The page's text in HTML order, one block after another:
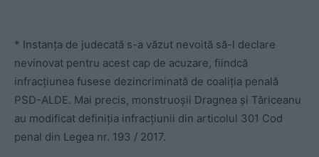
* Instanța de judecată s-a văzut nevoită să-l declare
nevinovat pentru acest cap de acuzare, fiindcă
infracțiunea fusese dezincriminată de coaliția penală
PSD-ALDE. Mai precis, monstruoșii Dragnea și Tăriceanu
au modificat definiția infracțiunii din articolul 301 Cod
penal din Legea nr. 193 / 2017.